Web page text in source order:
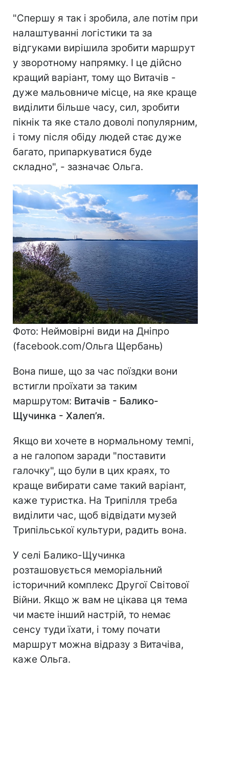
"Спершу я так і зробила, але потім при
налаштуванні логістики та за
відгуками вирішила зробити маршрут
у зворотному напрямку. І це дійсно
кращий варіант, тому що Витачів -
дуже мальовниче місце, на яке краще
виділити більше часу, сил, зробити
пікнік та яке стало доволі популярним,
і тому після обіду людей стає дуже
багато, припаркуватися буде
складно", - зазначає Ольга.
Фото: Неймовірні види на Дніпро
(facebook.com/Ольга Щербань)
Вона пише, що за час поїздки вони
встигли проїхати за таким
маршрутом: Витачів - Балико-
Щучинка - Халеп’я.
Якщо ви хочете в нормальному темпі,
а не галопом заради "поставити
галочку", що були в цих краях, то
краще вибирати саме такий варіант,
каже туристка. На Трипілля треба
виділити час, щоб відвідати музей
Трипільської культури, радить вона.
У селі Балико-Щучинка
розташовується меморіальний
історичний комплекс Другої Світової
Війни. Якщо ж вам не цікава ця тема
чи маєте інший настрій, то немає
сенсу туди їхати, і тому почати
маршрут можна відразу з Витачіва,
каже Ольга.